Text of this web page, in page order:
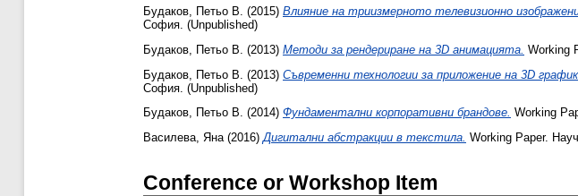
Будаков, Петьо В. (2015) Влияние на триизмерното телевизионно
София. (Unpublished)
Будаков, Петьо В. (2013) Методи за рендериране на 3D анимацията. Working
Будаков, Петьо В. (2013) Съвременни технологии за приложение на 3D
София. (Unpublished)
Будаков, Петьо В. (2014) Фундаментални корпоративни брандове. Working
Василева, Яна(2016)Дигитални абстракции в текстила. Working Paper.
Conference or Workshop Item